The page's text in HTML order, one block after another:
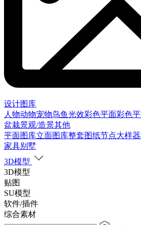
设计图库
人物动物宠物鸟鱼光效彩色平面彩色
盆栽景观/造景其他
平面图库立面图库整套图纸节点大样
家具别墅
3D模型
3D模型
贴图
SU模型
软件/插件
综合素材